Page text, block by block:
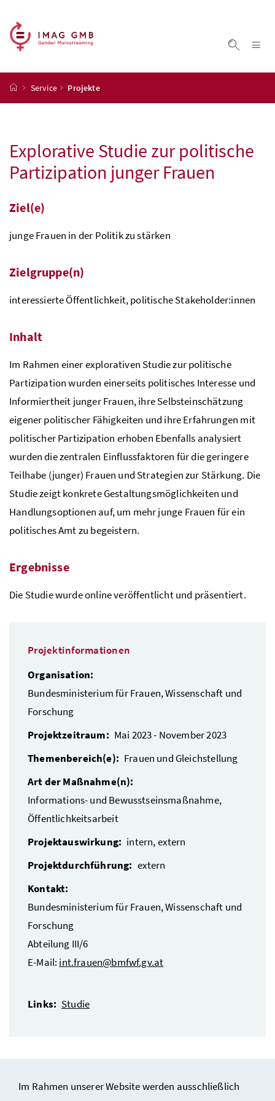
Im Rahmen unserer Website werden ausschließlich
Startseite
Service Projekte
Explorative Studie zur politische
Partizipation junger Frauen
Ziel(e)
junge Frauen in der Politik zu stärken
Zielgruppe(n)
interessierte Öffentlichkeit, politische Stakeholder:innen
Inhalt
Im Rahmen einer explorativen Studie zur politische
Partizipation wurden einerseits politisches Interesse und
Informiertheit junger Frauen, ihre Selbsteinschätzung
eigener politischer Fähigkeiten und ihre Erfahrungen mit
politischer Partizipation erhoben Ebenfalls analysiert
wurden die zentralen Einflussfaktoren für die geringere
Teilhabe (junger) Frauen und Strategien zur Stärkung. Die
Studie zeigt konkrete Gestaltungsmöglichkeiten und
Handlungsoptionen auf, um mehr junge Frauen für ein
politisches Amt zu begeistern.
Ergebnisse
Die Studie wurde online veröffentlicht und präsentiert.
Projektinformationen
Organisation:
Bundesministerium für Frauen, Wissenschaft und
Forschung
Projektzeitraum: Mai 2023 - November 2023
Themenbereich(e): Frauen und Gleichstellung
Art der Maßnahme(n):
Informations- und Bewusstseinsmaßnahme,
Öffentlichkeitsarbeit
Projektauswirkung: intern, extern
Projektdurchführung: extern
Kontakt:
Bundesministerium für Frauen, Wissenschaft und
Forschung
Abteilung III/6
E-Mail: int.frauen@bmfwf.gv.at
Links: Studie